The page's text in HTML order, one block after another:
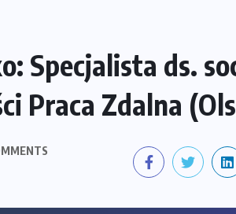
Specjalista ds.
Praca Zdalna